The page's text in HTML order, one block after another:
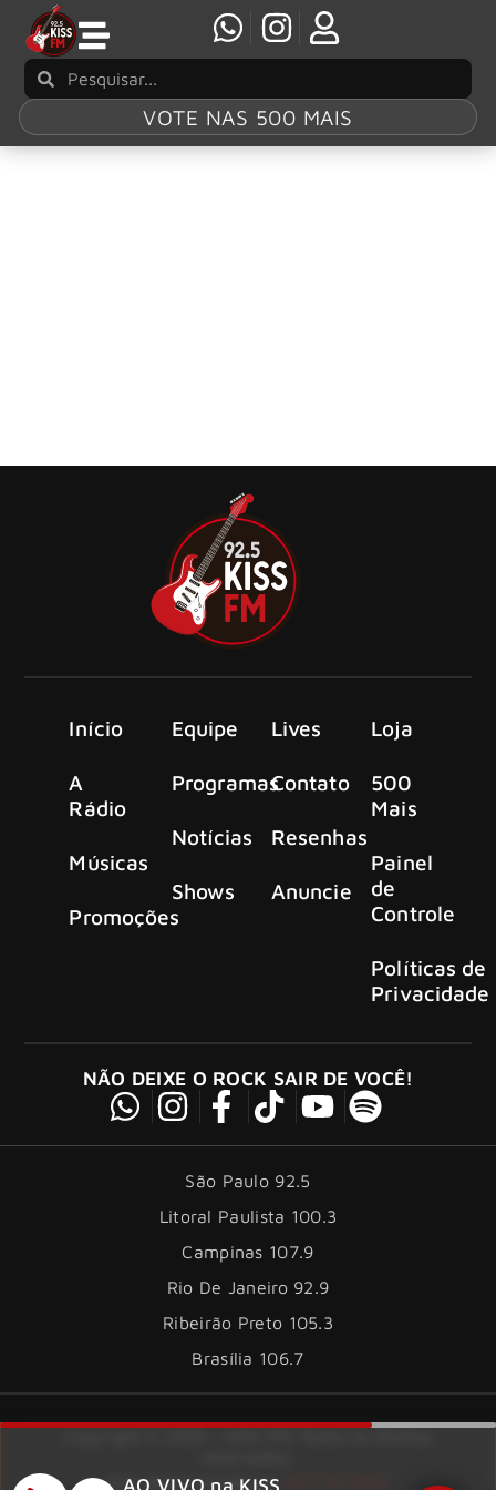
VOTE NAS 500 MAIS
Início
A
Rádio
Músicas
Promoções
Equipe
Programas
Notícias
Shows
Lives
Contato
Resenhas
Anuncie
Loja
500
Mais
Painel
de
Controle
Políticas de
Privacidade
NÃO DEIXE O ROCK SAIR DE VOCÊ!
São Paulo 92.5
Litoral Paulista 100.3
Campinas 107.9
Rio De Janeiro 92.9
Ribeirão Preto 105.3
Brasília 106.7
Site desenvolvido por
AO VIVO na KISS